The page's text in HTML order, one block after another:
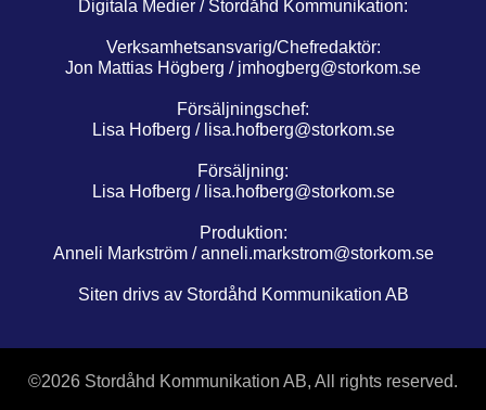
Digitala Medier / Stordåhd Kommunikation:
Verksamhetsansvarig/Chefredaktör:
Jon Mattias Högberg / jmhogberg@storkom.se
Försäljningschef:
Lisa Hofberg / lisa.hofberg@storkom.se
Försäljning:
Lisa Hofberg / lisa.hofberg@storkom.se
Produktion:
Anneli Markström /anneli.markstrom@storkom.se
Siten drivs av Stordåhd Kommunikation AB
©2026 Stordåhd Kommunikation AB, All rights reserved.